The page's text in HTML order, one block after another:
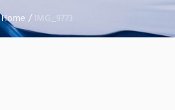
Home /IMG_9773